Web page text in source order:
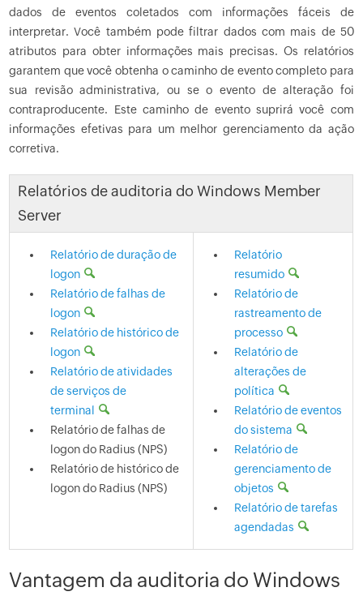
dados de eventos coletados com informações fáceis de
interpretar. Você também pode filtrar dados com mais de 50
atributos para obter informações mais precisas. Os relatórios
garantem que você obtenha o caminho de evento completo para
sua revisão administrativa, ou se o evento de alteração foi
contraproducente. Este caminho de evento suprirá você com
informações efetivas para um melhor gerenciamento da ação
corretiva.
Relatórios de auditoria do Windows Member
Server
Relatório de duração de
logon
Relatório de falhas de
logon
Relatório de histórico de
logon
Relatório de atividades
de serviços de
terminal
Relatório de falhas de
logon do Radius (NPS)
Relatório de histórico de
logon do Radius (NPS)
Relatório
resumido
Relatório de
rastreamento de
processo
Relatório de
alterações de
política
Relatório de eventos
do sistema
Relatório de
gerenciamento de
objetos
Relatório de tarefas
agendadas
Vantagem da auditoria do Windows